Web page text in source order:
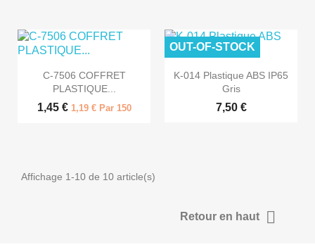
 Aperçu rapide
C-7506 COFFRET
PLASTIQUE...
1,45 € 1,19 € Par 150
 Aperçu rapide
K-014 Plastique ABS IP65
Gris
7,50 €
OUT-OF-STOCK
Affichage 1-10 de 10 article(s)
Retour en haut 